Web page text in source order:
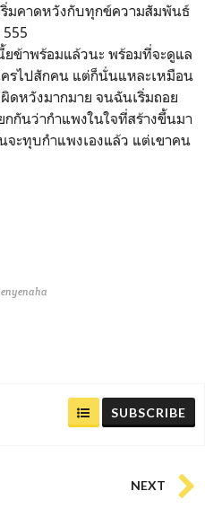
ริ่มคาดหวังกับทุกข์ความสัมพันธ์
555
ยข้าพร้อมแล้วนะ พร้อมที่จะดูแล
รไปสักคน แต่ก็นั่นแหละเหมือน
ดหวังมากมาย จนฉันเริ่มถอย
กกันว่ากำแพงในใจที่สร้างขึ้นมา
ะทุบกำแพงเองแล้ว แต่เขาคน
SUBSCRIBE
NEXT